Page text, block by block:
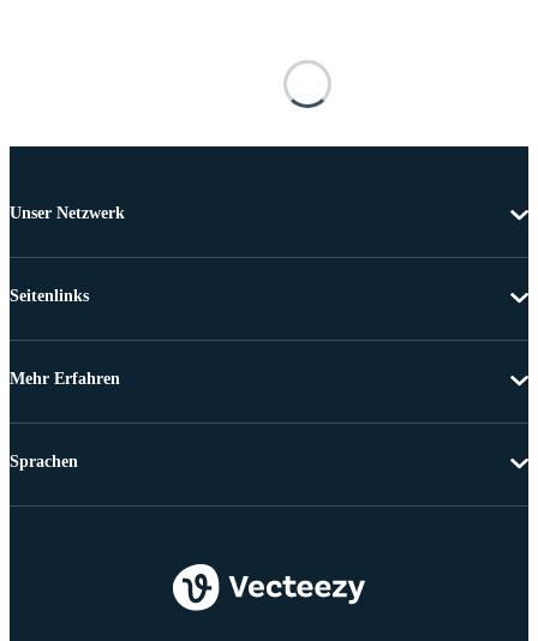
Unser Netzwerk
Seitenlinks
Mehr Erfahren
Sprachen